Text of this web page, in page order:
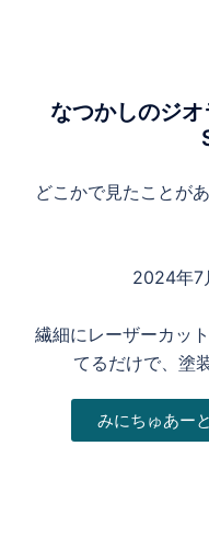
なつかしのジオ
どこかで見たことが
2024年7
繊細にレーザーカッ
てるだけで、塗
みにちゅあー